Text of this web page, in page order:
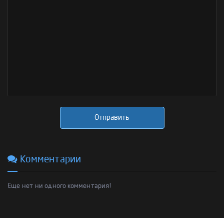
Отправить
Комментарии
Еще нет ни одного комментария!